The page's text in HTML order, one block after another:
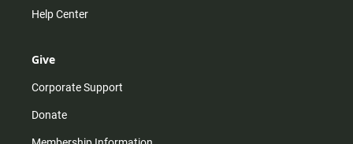
Help Center
Give
Corporate Support
Donate